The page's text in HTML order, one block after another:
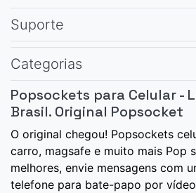
Suporte
Categorias
Popsockets para Celular -
Brasil. Original Popsocket
O original chegou! Popsockets
carro, magsafe e muito mais Pop
melhores, envie mensagens com
telefone para bate-papo por